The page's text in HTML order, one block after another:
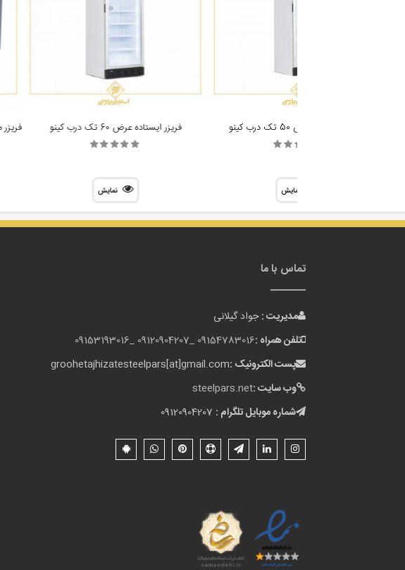
یخچال ایستاده عرض 50 تک درب کینو
نمایش
فریزر ایستاده عرض 60 تک درب کینو
نمایش
تماس با ما
مدیریت :جواد گیلانی
تلفن همراه :09154783016 _
09120904207 _
09153193016
پست الکترونیک :groohetajhizatesteelpars[at]gmail.com
وب سایت :steelpars.net
شماره موبایل تلگرام :